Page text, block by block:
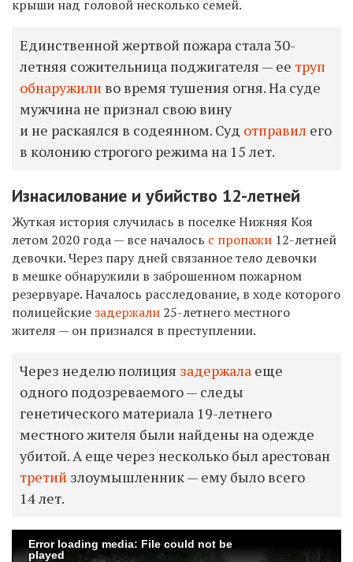
крыши над головой несколько семей.
Единственной жертвой пожара стала 30-
летняя сожительница поджигателя — ее труп
обнаружили во время тушения огня. На суде
мужчина не признал свою вину
и не раскаялся в содеянном. Суд отправил его
в колонию строгого режима на 15 лет.
Изнасилование и убийство 12-летней
Жуткая история случилась в поселкеНижняя Коя
летом 2020 года — все началось с пропажи 12-летней
девочки. Через пару дней связанное тело девочки
в мешке обнаружили в заброшенном пожарном
резервуаре. Началось расследование, в ходе которого
полицейскиезадержали 25-летнего местного
жителя — он признался в преступлении.
Через неделю полиция задержала еще
одного подозреваемого — следы
генетического материала 19-летнего
местного жителя были найдены на одежде
убитой. А еще через несколько был арестован
третий злоумышленник — ему было всего
14 лет.
Error loading media: File could not be
played